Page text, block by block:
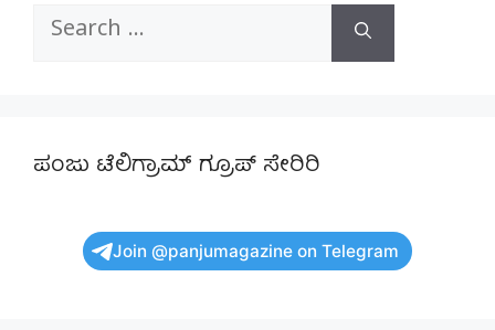
Search
ಪಂಜು ಟೆಲಿಗ್ರಾಮ್ ಗ್ರೂಪ್ ಸೇರಿರಿ
Join @panjumagazine on Telegram